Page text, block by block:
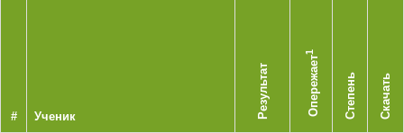
# Ученик Результат Опережает
1
Степень Скачать